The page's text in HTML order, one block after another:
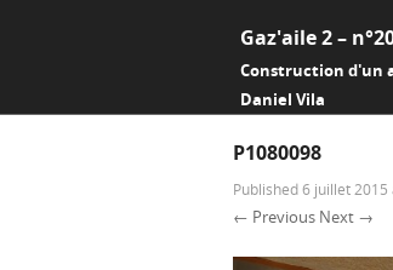
Gaz'aile 2 –
Construction d'un
Daniel Vila
P1080098
Published6 juillet 2015
← Previous Next →